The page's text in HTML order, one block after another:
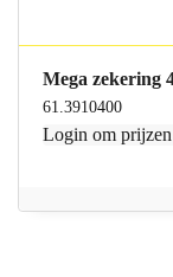
Mega zekering
61.3910400
Login om